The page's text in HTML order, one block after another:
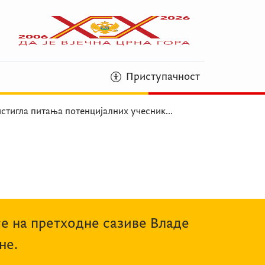
Приступачност
питања потенцијалних учесник...
на претходне сазиве Владе